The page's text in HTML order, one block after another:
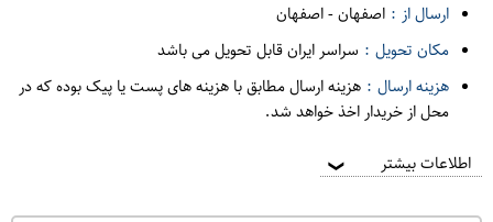
ارسال از : اصفهان-اصفهان
مکان تحویل : سراسر ایران قابل تحویل می باشد
هزینه ارسال : هزینه ارسال مطابق با هزینه های پست یا پیک بوده که در
محل از خریدار اخذ خواهد شد.
اطلاعات بیشتر ❯